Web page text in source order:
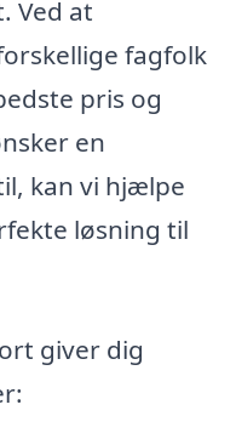
Ved at
fagfolk
pris og
en
kan vi hjælpe
løsning til
giver dig